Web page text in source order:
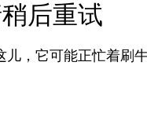
后重试
儿，它可能正忙着刷